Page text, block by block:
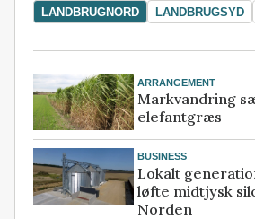
LANDBRUGNORD LANDBRUGSYD
ARRANGEMENT
Markvandring
elefantgræs
BUSINESS
Lokalt
løfte midtjysk
Norden